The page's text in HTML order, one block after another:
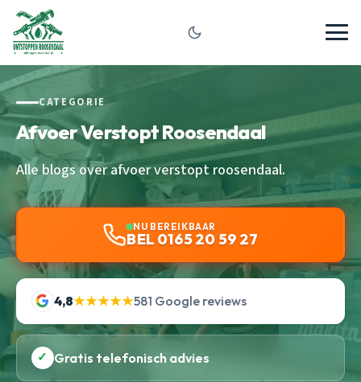
CATEGORIE
Afvoer Verstopt Roosendaal
Alle blogs over afvoer verstopt roosendaal.
NU BEREIKBAAR
BEL 0165 20 59 27
4,8★★★★★581 Google reviews
✓ Gratis telefonisch advies